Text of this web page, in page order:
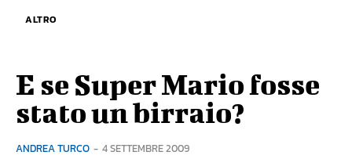
ALTRO
E se Super Mario fosse
stato un birraio?
ANDREA TURCO - 4 SETTEMBRE 2009